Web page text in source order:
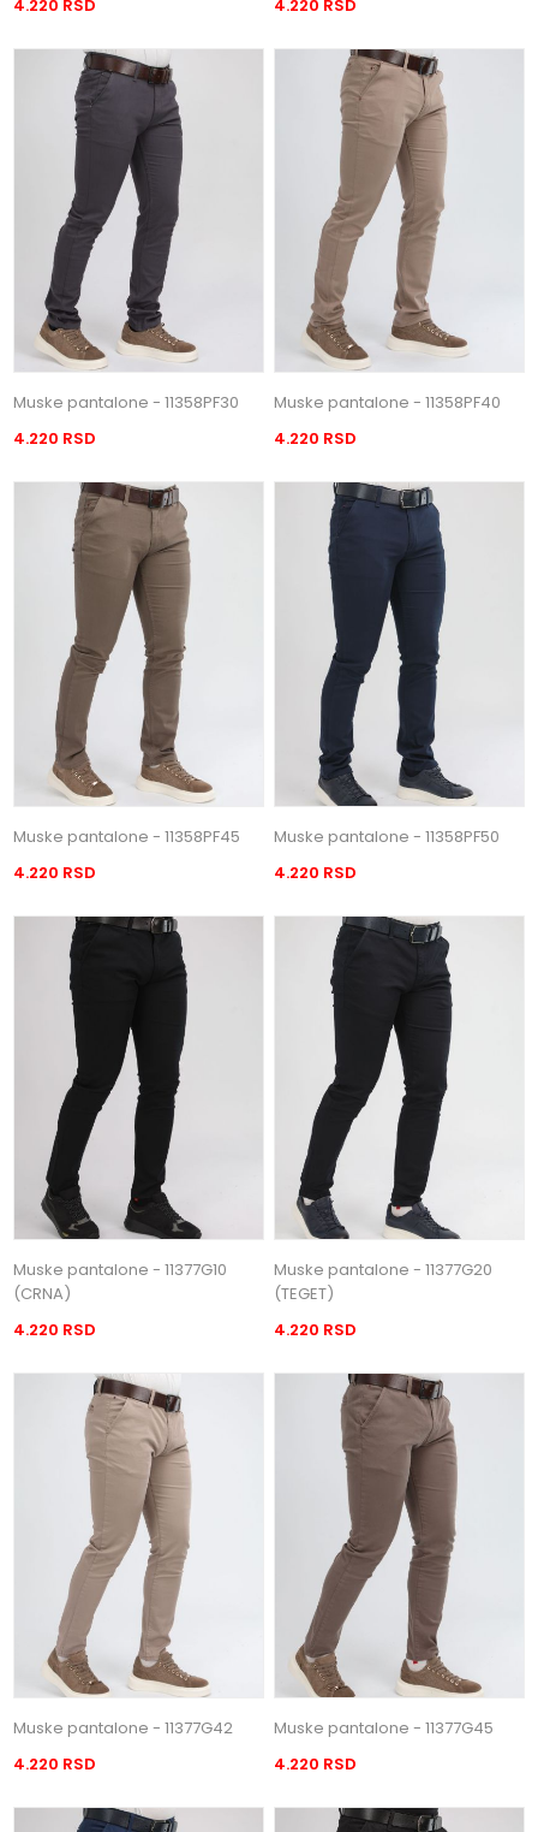
4.220 RSD 4.220 RSD
Muske pantalone - 11358PF30
4.220 RSD
Muske pantalone - 11358PF40
4.220 RSD
Muske pantalone - 11358PF45
4.220 RSD
Muske pantalone - 11358PF50
4.220 RSD
Muske pantalone - 11377G10
(CRNA)
4.220 RSD
Muske pantalone - 11377G20
(TEGET)
4.220 RSD
Muske pantalone - 11377G42
4.220 RSD
Muske pantalone - 11377G45
4.220 RSD